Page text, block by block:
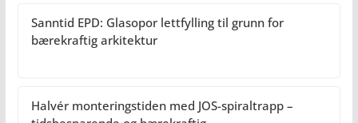
Sanntid EPD: Glasopor lettfylling til grunn for
bærekraftig arkitektur
Halvér monteringstiden med JOS-spiraltrapp –